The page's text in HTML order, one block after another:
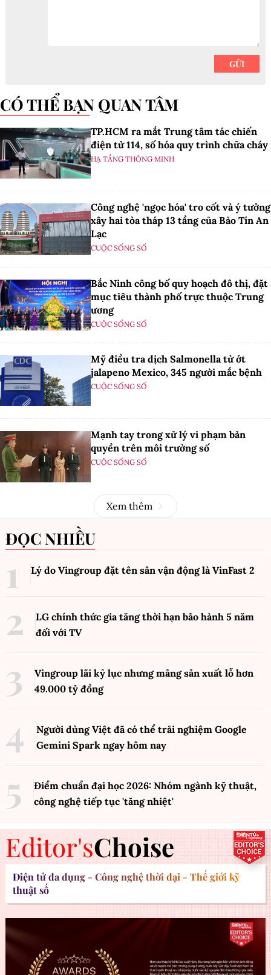
CÓ THỂ BẠN QUAN TÂM
TP.HCM ra mắt Trung tâm tác chiến
điện tử 114, số hóa quy trình chữa cháy
HẠ TẦNG THÔNG MINH
Công nghệ 'ngọc hóa' tro cốt và ý tưởng
xây hai tòa tháp 13 tầng của Bảo Tín An
Lạc
CUỘC SỐNG SỐ
Bắc Ninh công bố quy hoạch đô thị, đặt
mục tiêu thành phố trực thuộc Trung
ương
CUỘC SỐNG SỐ
Mỹ điều tra dịch Salmonella từ ớt
jalapeno Mexico, 345 người mắc bệnh
CUỘC SỐNG SỐ
Mạnh tay trong xử lý vi phạm bản
quyền trên môi trường số
CUỘC SỐNG SỐ
Xem thêm
ĐỌC NHIỀU
Lý do Vingroup đặt tên sân vận động là VinFast 2
LG chính thức gia tăng thời hạn bảo hành 5 năm
đối với TV
Vingroup lãi kỷ lục nhưng mảng sản xuất lỗ hơn
49.000 tỷ đồng
Người dùng Việt đã có thể trải nghiệm Google
Gemini Spark ngay hôm nay
Điểm chuẩn đại học 2026: Nhóm ngành kỹ thuật,
công nghệ tiếp tục 'tăng nhiệt'
Editor'sChoise
Điện tử đa dụng - Công nghệ thời đại - Thế giới kỹ
thuật số